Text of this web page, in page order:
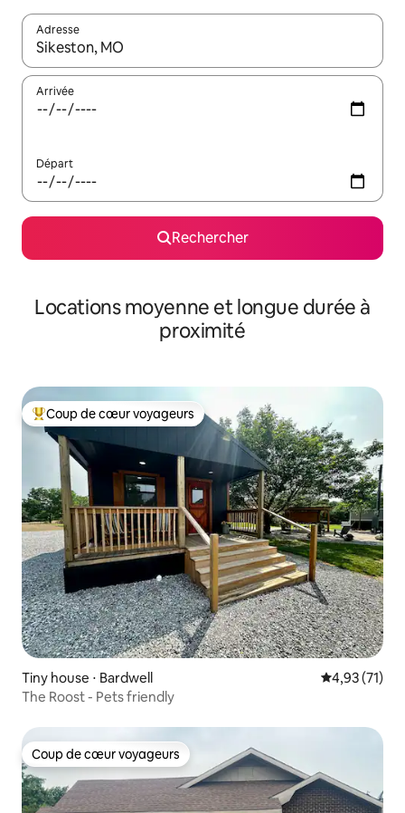
Adresse
Lorsque les résultats s'affichent, utilisez les flèches vers le
Arrivée
Départ
Rechercher
Locations moyenne et longue durée à
proximité
Coups de cœur voyageurs les plus appréciés
Coup de cœur voyageurs
Tiny house ⋅ Bardwell Évaluation
4,93 (71)
The Roost - Pets friendly
Coup de cœur voyageurs
Coup de cœur voyageurs